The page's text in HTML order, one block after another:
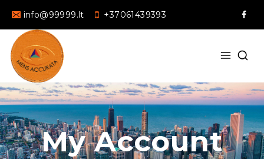
info@99999.lt +37061439393
My Account